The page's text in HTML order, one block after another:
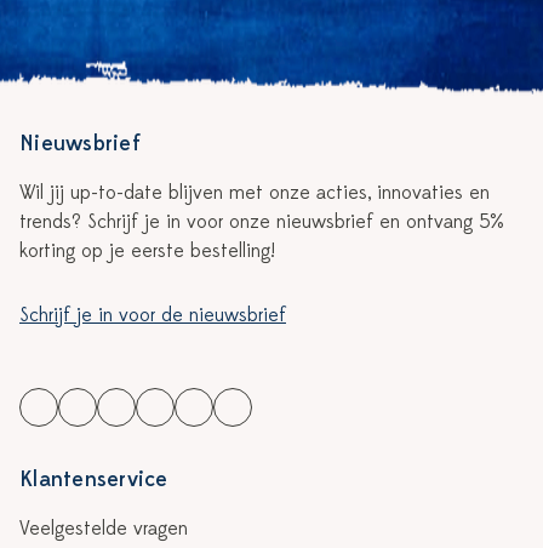
Nieuwsbrief
Wil jij up-to-date blijven met onze acties, innovaties en
trends? Schrijf je in voor onze nieuwsbrief en ontvang 5%
korting op je eerste bestelling!
Schrijf je in voor de nieuwsbrief
Klantenservice
Veelgestelde vragen